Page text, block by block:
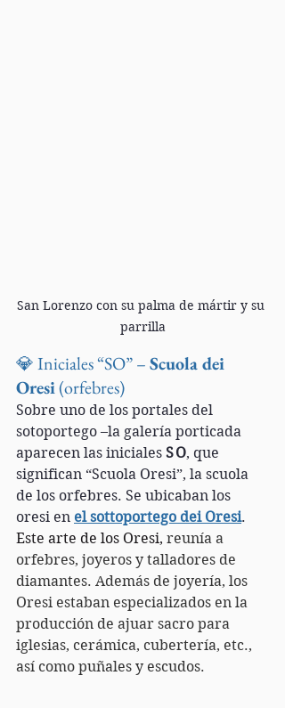
San Lorenzo con su palma de mártir y su
parrilla
💎 Iniciales “SO” – Scuola dei
Oresi (orfebres)
Sobre uno de los portales del
sotoportego –la galería porticada
aparecen las iniciales S O, que
significan “Scuola Oresi”, la scuola
de los orfebres. Se ubicaban los
oresi en el sottoportego dei Oresi.
Este arte de los Oresi, reunía a
orfebres, joyeros y talladores de
diamantes. Además de joyería, los
Oresi estaban especializados en la
producción de ajuar sacro para
iglesias, cerámica, cubertería, etc.,
así como puñales y escudos.